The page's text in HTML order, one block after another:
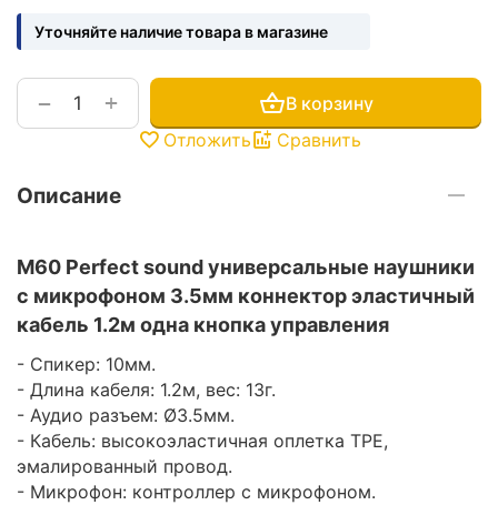
Уточняйте наличие товара в магазине
+
−
В корзину
Отложить
Сравнить
Описание
M60 Perfect sound универсальные наушники
с микрофоном 3.5мм коннектор эластичный
кабель 1.2м одна кнопка управления
- Спикер: 10мм.
- Длина кабеля: 1.2м, вес: 13г.
- Аудио разъем: Ø3.5мм.
- Кабель: высокоэластичная оплетка TPE,
эмалированный провод.
- Микрофон: контроллер с микрофоном.